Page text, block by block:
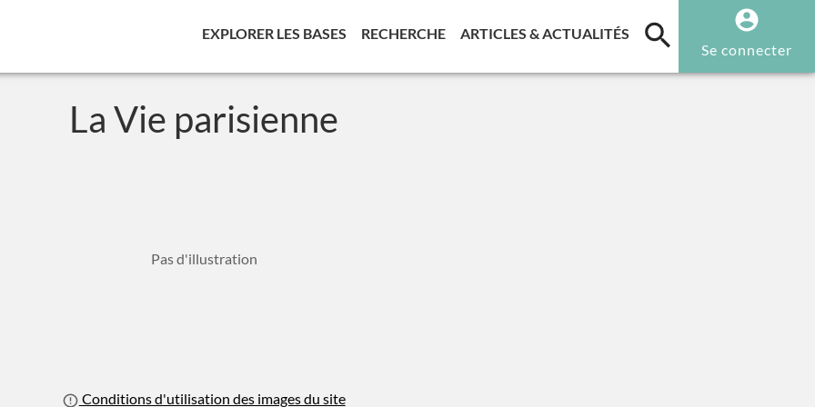
EXPLORER LES BASES (CURRENT)
RECHERCHE(CURRENT)
ARTICLES & ACTUALITÉS (CURRENT)
Se connecter
La Vie parisienne
Pas d'illustration
Conditions d'utilisation des images du site